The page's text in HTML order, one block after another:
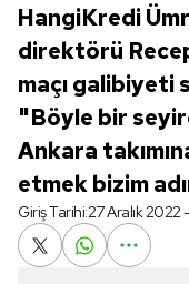
HangiKredi
direktörü
maçı galibiyeti
"Böyle bir
Ankara
etmek bizim
Giriş Tarihi:27 Aralık 2022 -